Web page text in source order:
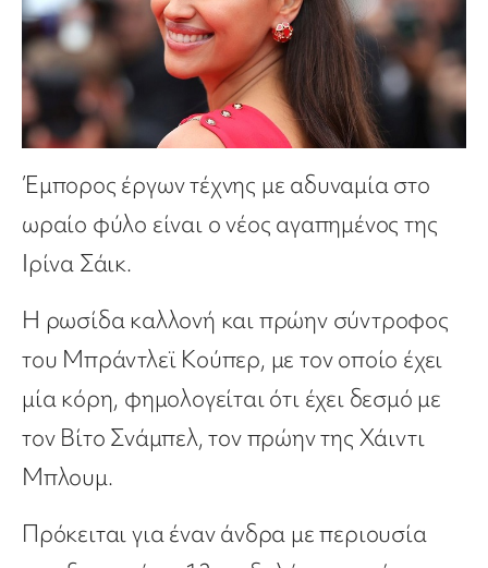
Έμπορος έργων τέχνης με αδυναμία στο
ωραίο φύλο είναι ο νέος αγαπημένος της
Ιρίνα Σάικ.
Η ρωσίδα καλλονή και πρώην σύντροφος
του Μπράντλεϊ Κούπερ, με τον οποίο έχει
μία κόρη, φημολογείται ότι έχει δεσμό με
τον Βίτο Σνάμπελ, τον πρώην της Χάιντι
Μπλουμ.
Πρόκειται για έναν άνδρα με περιουσία